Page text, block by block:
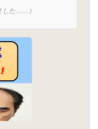
した……）